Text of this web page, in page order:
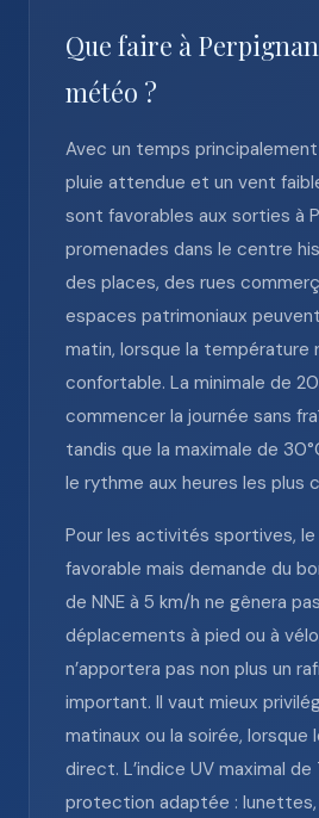
Que faire à
météo ?
Avec un temps
pluie attendue et un vent
sont favorables aux sorties à
promenades dans le centre
des places, des rues
espaces patrimoniaux
matin, lorsque la température
confortable. La minimale de
commencer la journée sans
tandis que la maximale de
le rythme aux heures les plus
Pour les activités sportives,
favorable mais demande du
de NNE à 5 km/h ne gênera
déplacements à pied ou à
n’apportera pas non plus un
important. Il vaut mieux
matinaux ou la soirée, lorsque
direct. L’indice UV maximal
protection adaptée : lunettes,